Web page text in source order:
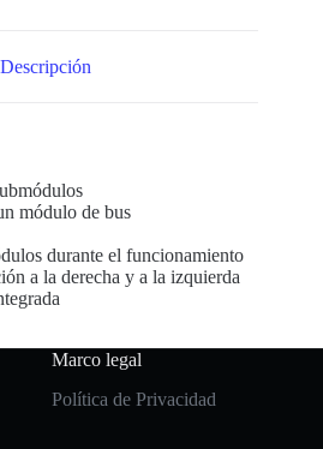
Descripción
módulo de bus
durante el funcionamiento
a la derecha y a la izquierda
Marco legal
Política de Privacidad